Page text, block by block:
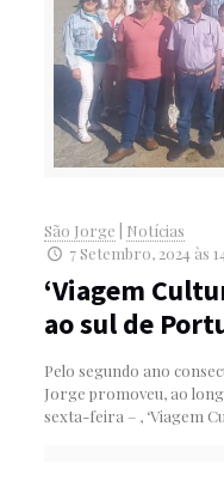
São Jorge
Notícias
7 Setembro, 2024 às
‘Viagem
ao sul de
Pelo segundo ano
Jorge promoveu, ao
sexta-feira – , ‘Viagem